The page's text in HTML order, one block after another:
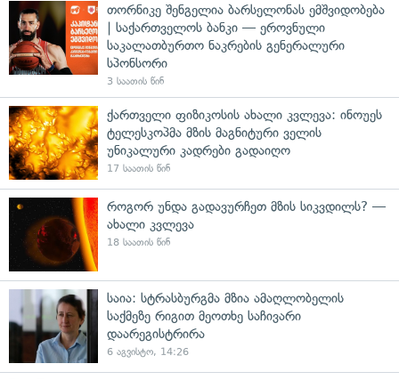
თორნიკე შენგელია ბარსელონას ემშვიდობება
| საქართველოს ბანკი — ეროვნული
საკალათბურთო ნაკრების გენერალური
სპონსორი
3 საათის წინ
ქართველი ფიზიკოსის ახალი კვლევა: ინოუეს
ტელესკოპმა მზის მაგნიტური ველის
უნიკალური კადრები გადაიღო
17 საათის წინ
როგორ უნდა გადავურჩეთ მზის სიკვდილს? —
ახალი კვლევა
18 საათის წინ
საია: სტრასბურგმა მზია ამაღლობელის
საქმეზე რიგით მეოთხე საჩივარი
დაარეგისტრირა
6 აგვისტო, 14:26